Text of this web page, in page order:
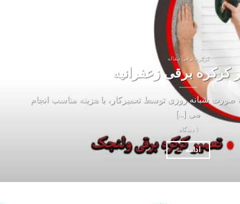
کرکره برقی مقاله
کرکره برقی زعفرانیه
صورت شبانه روزی توسط تعمیرکار، با هزینه مناسب انجام
می [...]
1 دیدگاه
ادامه→